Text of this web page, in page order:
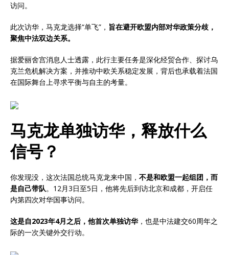
访问。
此次访华，马克龙选择“单飞”， 旨在避开欧盟内部对华政策分歧，
聚焦中法双边关系。
据爱丽舍宫消息人士透露，此行主要任务是深化经贸合作、探讨乌
克兰危机解决方案，并推动中欧关系稳定发展，背后也承载着法国
在国际舞台上寻求平衡与自主的考量。
马克龙单独访华，释放什么
信号？
你发现没，这次法国总统马克龙来中国， 不是和欧盟一起组团，而
是自己带队。12月3日至5日，他将先后到访北京和成都，开启任
内第四次对华国事访问。
这是自2023年4月之后，他首次单独访华，也是中法建交60周年之
际的一次关键外交行动。